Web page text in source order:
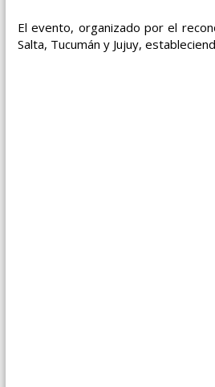
El evento, organizado por el
Salta, Tucumán y Jujuy,